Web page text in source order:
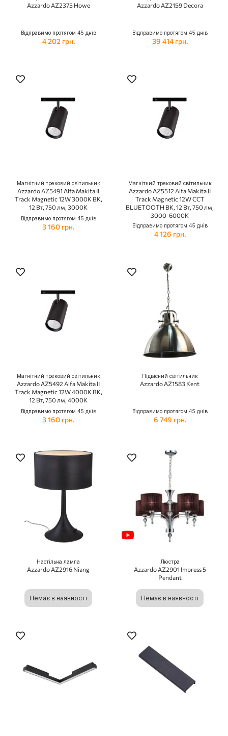
Azzardo AZ2375 Howe
Відправимо протягом 45 днів
4 202 грн.
Azzardo AZ2159 Decora
Відправимо протягом 45 днів
39 414 грн.
Магнітний трековий світильник
Azzardo AZ5491 Alfa Makita II
Track Magnetic 12W 3000K BK,
12 Вт, 750 лм, 3000K
Відправимо протягом 45 днів
3 160 грн.
Магнітний трековий світильник
Azzardo AZ5512 Alfa Makita II
Track Magnetic 12W CCT
BLUETOOTH BK, 12 Вт, 750 лм,
3000-6000K
Відправимо протягом 45 днів
4 126 грн.
Магнітний трековий світильник
Azzardo AZ5492 Alfa Makita II
Track Magnetic 12W 4000K BK,
12 Вт, 750 лм, 4000K
Відправимо протягом 45 днів
3 160 грн.
Підвісний світильник
Azzardo AZ1583 Kent
Відправимо протягом 45 днів
6 749 грн.
Настільна лампа
Azzardo AZ2916 Niang
Немає в наявності
Люстра
Azzardo AZ2901 Impress 5
Pendant
Немає в наявності